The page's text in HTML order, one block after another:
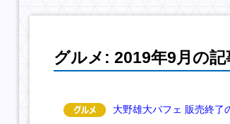
グルメ: 2019年9月の記
大野雄大パフェ 販売終了